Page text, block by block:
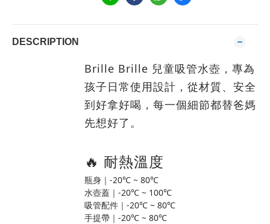
DESCRIPTION
Brille Brille 兒童吸管水壺，專為
孩子日常使用設計，從材質、安全
到好拿好喝，每一個細節都替爸媽
先想好了。
🔥 耐熱溫度
瓶身｜-20℃ ~ 80℃
水壺蓋｜-20℃ ~ 100℃
吸管配件｜-20℃ ~ 80℃
手提帶｜-20℃ ~ 80℃